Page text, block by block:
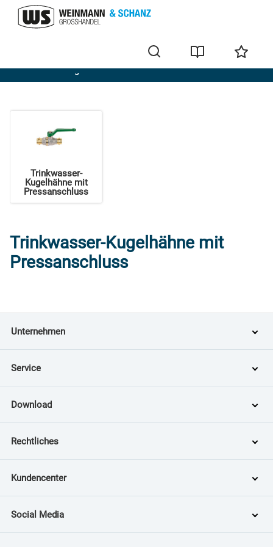
Trinkwasser-Kugelhähne
Trinkwasser-
Kugelhähne mit
Pressanschluss
Trinkwasser-Kugelhähne mit
Pressanschluss
Unternehmen
Service
Download
Rechtliches
Kundencenter
Social Media